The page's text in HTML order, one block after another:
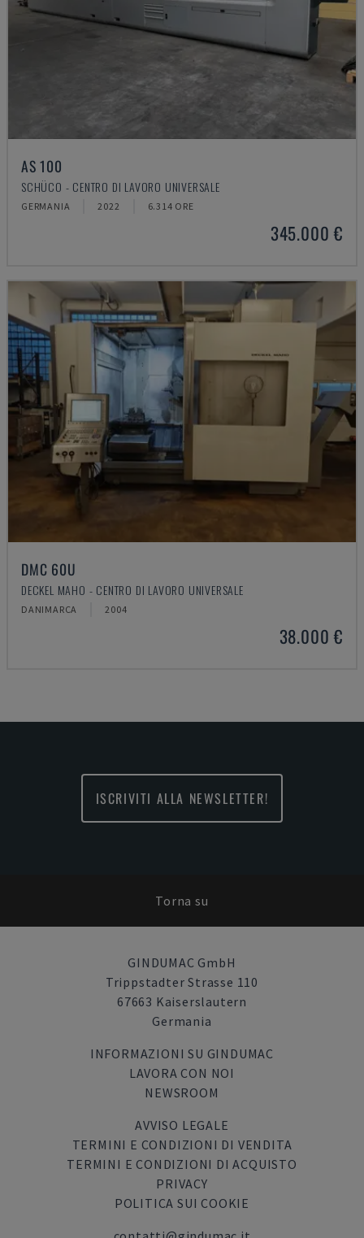
AS 100
SCHÜCO - CENTRO DI LAVORO UNIVERSALE
GERMANIA 2022 6.314 ORE
345.000 €
DMC 60U
DECKEL MAHO - CENTRO DI LAVORO UNIVERSALE
DANIMARCA 2004
38.000 €
ISCRIVITI ALLA NEWSLETTER!
Torna su
GINDUMAC GmbH
Trippstadter Strasse 110
67663 Kaiserslautern
Germania
INFORMAZIONI SU GINDUMAC
LAVORA CON NOI
NEWSROOM
AVVISO LEGALE
TERMINI E CONDIZIONI DI VENDITA
TERMINI E CONDIZIONI DI ACQUISTO
PRIVACY
POLITICA SUI COOKIE